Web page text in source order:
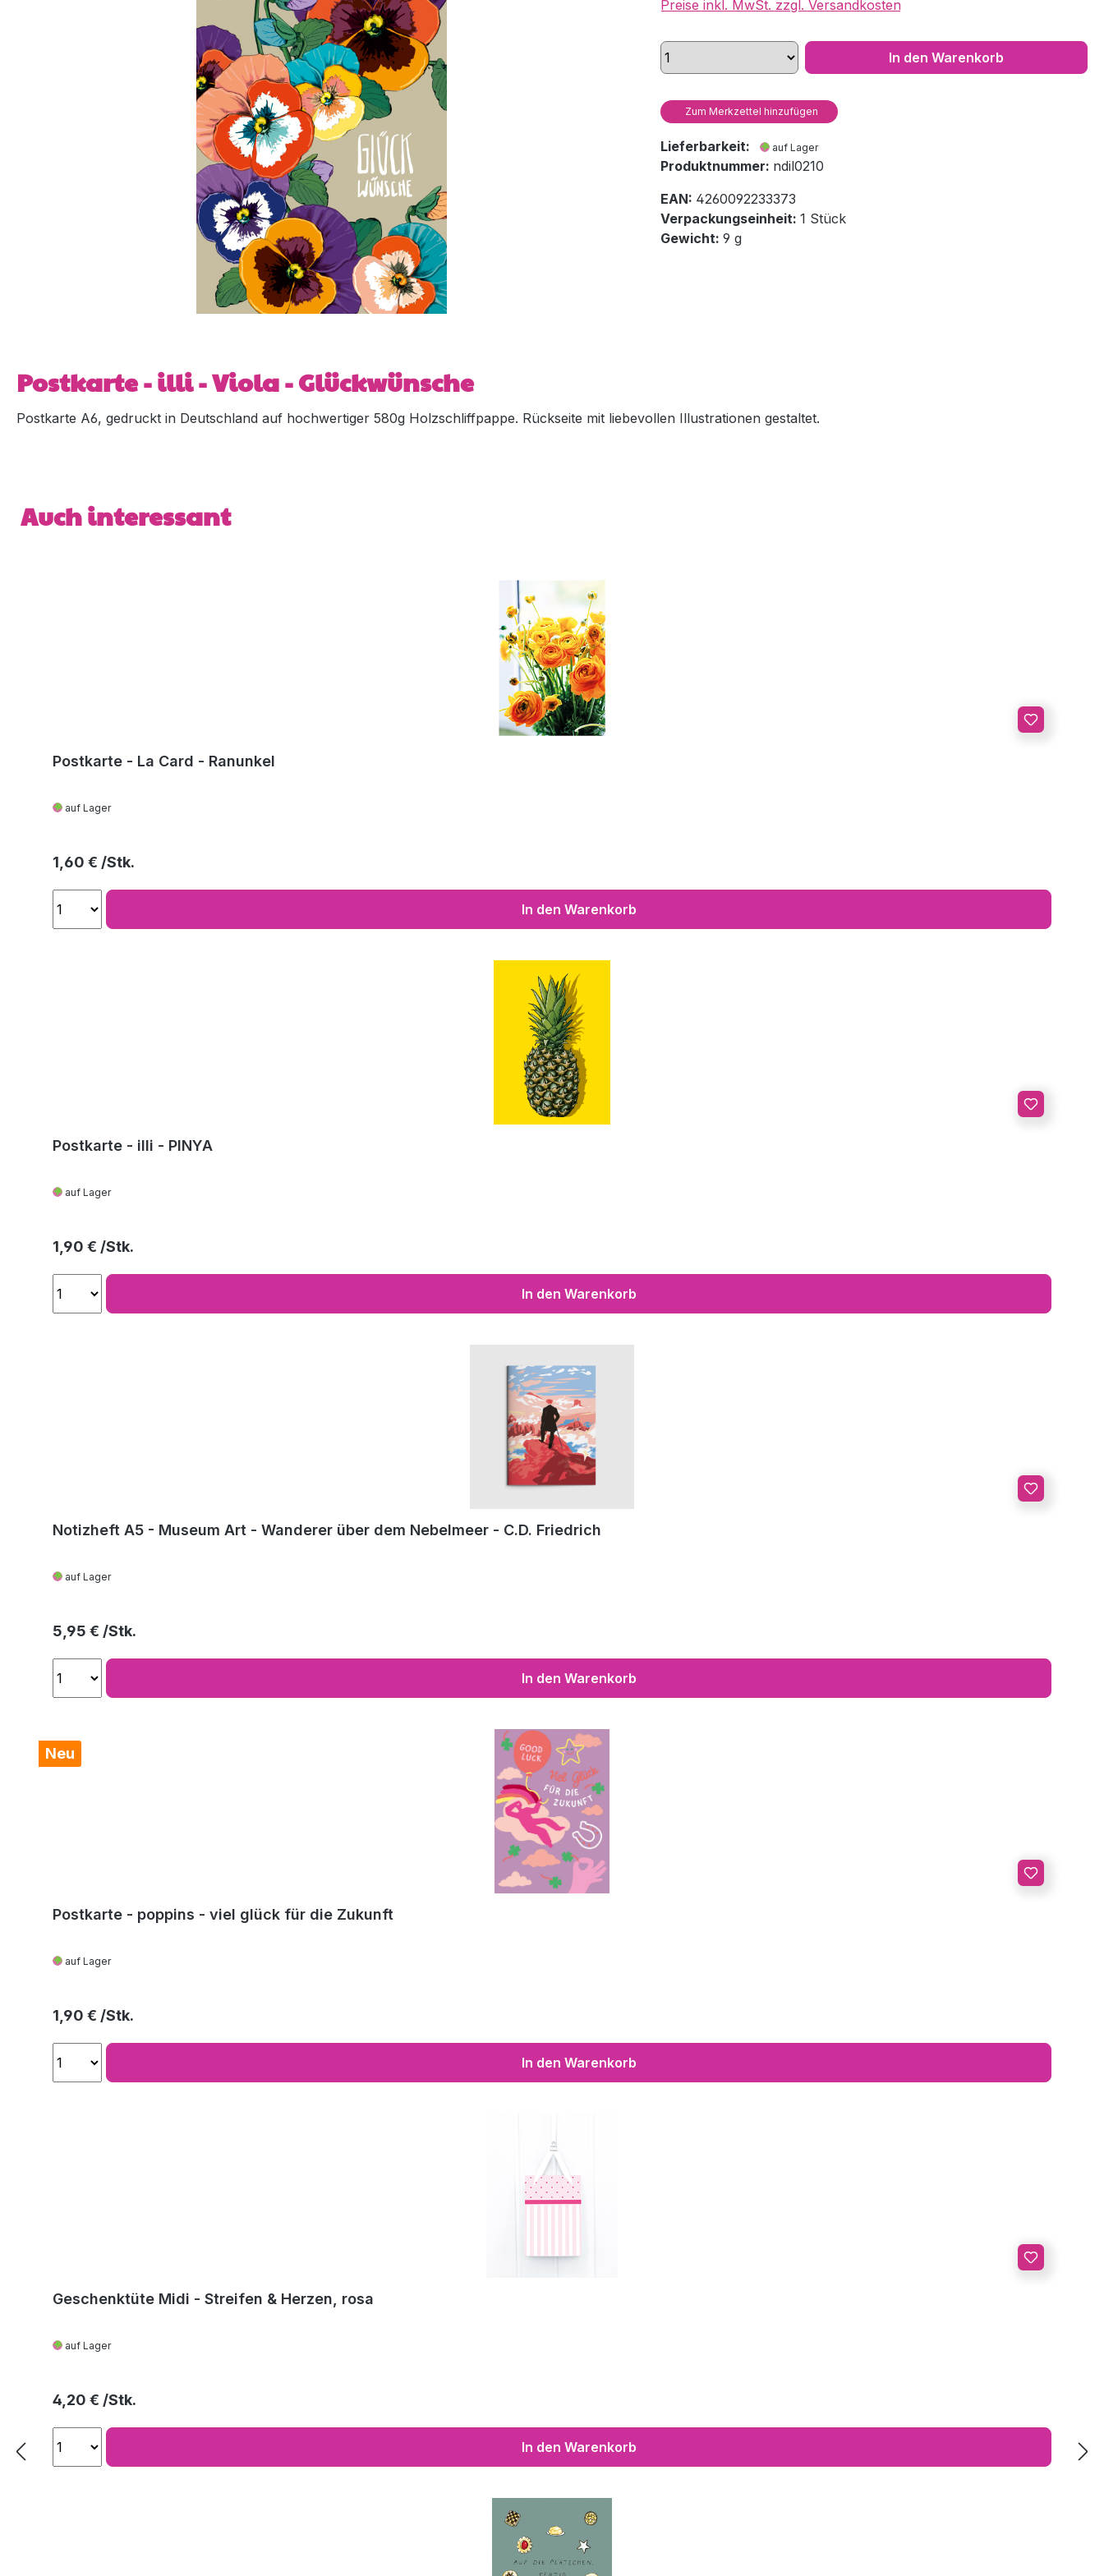
Preise inkl. MwSt. zzgl. Versandkosten
In den Warenkorb
Zum Merkzettel hinzufügen
Lieferbarkeit: auf Lager
Produktnummer: ndil0210
EAN: 4260092233373
Verpackungseinheit: 1 Stück
Gewicht: 9 g
Postkarte - illi - Viola - Glückwünsche
Postkarte A6, gedruckt in Deutschland auf hochwertiger 580g Holzschliffpappe. Rückseite mit liebevollen Illustrationen gestaltet.
Produktgalerie überspringen
Auch interessant
Postkarte - La Card - Ranunkel
auf Lager
Regulärer Preis:
1,60 €
In den Warenkorb
Postkarte - illi - PINYA
auf Lager
Regulärer Preis:
1,90 €
In den Warenkorb
Notizheft A5 - Museum Art - Wanderer über dem Nebelmeer - C.D. Friedrich
auf Lager
Regulärer Preis:
5,95 €
In den Warenkorb
Neu
Postkarte - poppins - viel glück für die Zukunft
auf Lager
Regulärer Preis:
1,90 €
In den Warenkorb
Geschenktüte Midi - Streifen & Herzen, rosa
auf Lager
Regulärer Preis:
4,20 €
In den Warenkorb